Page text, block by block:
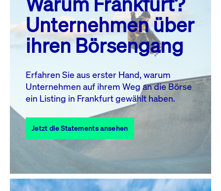
MO. DI. MI. DO. FR. SA. SO.
1
2
3
4 5 6 7 8
10 11 13 14
17
18 19 20 21 22
23
27 28
31
Alle Events
Unternehmen über
ihren Börsengang
Erfahren Sie aus erster Hand, warum
Unternehmen auf ihrem Weg an die Börse
ein Listing in Frankfurt gewählt haben.
Jetzt die Statements ansehen